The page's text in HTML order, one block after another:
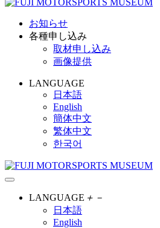
お知らせ
各種申し込み
取材申し込み
画像提供
LANGUAGE
日本語
English
簡体中文
繁体中文
한국어
LANGUAGE ＋ －
日本語
English